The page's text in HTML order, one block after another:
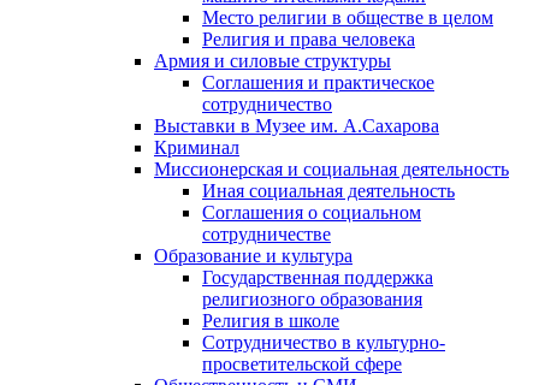
Место религии в обществе в целом
Религия и права человека
Армия и силовые структуры
Соглашения и практическое
сотрудничество
Выставки в Музее им. А.Сахарова
Криминал
Миссионерская и социальная деятельность
Иная социальная деятельность
Соглашения о социальном
сотрудничестве
Образование и культура
Государственная поддержка
религиозного образования
Религия в школе
Сотрудничество в культурно-
просветительской сфере